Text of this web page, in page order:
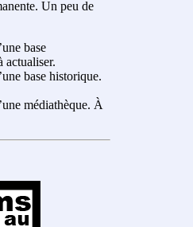
Un peu de
base
actualiser.
base historique.
médiathèque. À